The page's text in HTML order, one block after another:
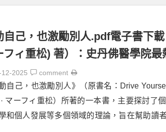
自己，也激勵別人.pdf電子書下
フィ重松) 著）：史丹佛醫學院
2025 comment
動自己，也激勵別人》（原書名：Drive
マーフィ重松）所著的一本書，主要探討了
和個人發展等多個領域的理論，旨在幫助讀